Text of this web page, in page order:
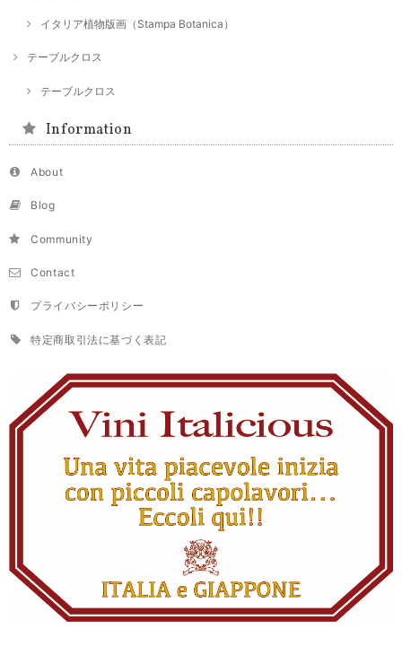
イタリア植物版画（Stampa Botanica）
テーブルクロス
テーブルクロス
Information
About
Blog
Community
Contact
プライバシーポリシー
特定商取引法に基づく表記